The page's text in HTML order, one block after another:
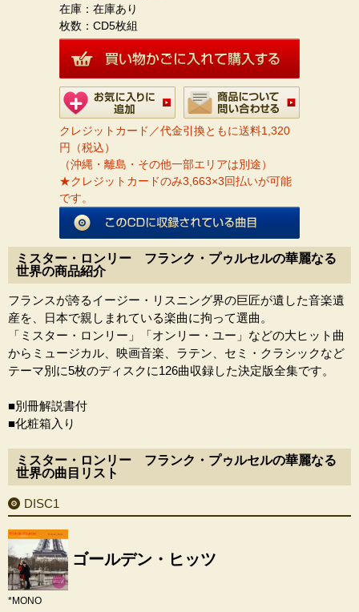
在庫：在庫あり
枚数： CD5枚組
クレジットカード／代金引換ともに送料1,320
円（税込）
（沖縄・離島・その他一部エリアは別途）
★クレジットカードのみ3,663×3回払いが可能
です。
ミスター・ロンリー フランク・プゥルセルの華麗なる
世界の商品紹介
フランスが誇るイージー・リスニング界の巨匠が遺した音楽遺
産を、日本で親しまれている楽曲に拘って選曲。
「ミスター・ロンリー」「オンリー・ユー」などの大ヒット曲
からミュージカル、映画音楽、ラテン、セミ・クラシックなど
テーマ別に5枚のディスクに126曲収録した決定版全集です。
■別冊解説書付
■化粧箱入り
ミスター・ロンリー フランク・プゥルセルの華麗なる
世界の曲目リスト
DISC1
*MONO
ゴールデン・ヒッツ